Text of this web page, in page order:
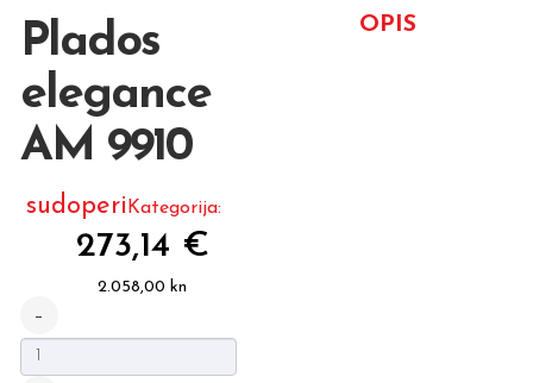
Plados
elegance
AM 9910
Kategorija:
sudoperi
273,14 €
2.058,00 kn
OPIS